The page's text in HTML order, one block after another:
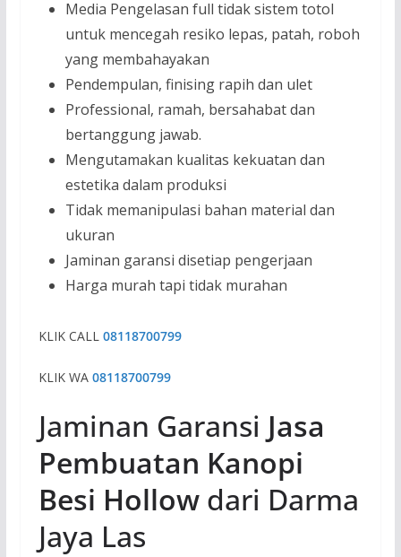
Media Pengelasan full tidak sistem totol
untuk mencegah resiko lepas, patah, roboh
yang membahayakan
Pendempulan, finising rapih dan ulet
Professional, ramah, bersahabat dan
bertanggung jawab.
Mengutamakan kualitas kekuatan dan
estetika dalam produksi
Tidak memanipulasi bahan material dan
ukuran
Jaminan garansi disetiap pengerjaan
Harga murah tapi tidak murahan
KLIK CALL 08118700799
KLIK WA 08118700799
Jaminan Garansi Jasa
Pembuatan Kanopi
Besi Hollowdari Darma
Jaya Las